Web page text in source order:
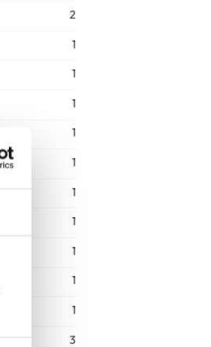
2
1
1
1
1
1
1
1
1
1
1
3